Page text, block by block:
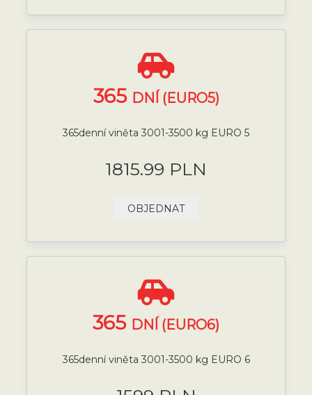
365 DNÍ (EURO5)
365denní viněta 3001-3500 kg EURO 5
1815.99 PLN
OBJEDNAT
365 DNÍ (EURO6)
365denní viněta 3001-3500 kg EURO 6